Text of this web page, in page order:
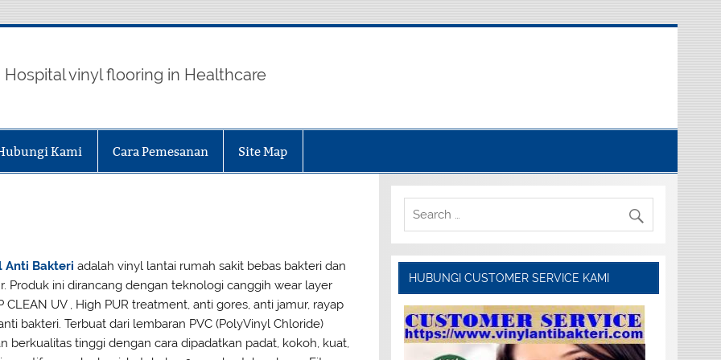
Hospital vinyl flooring in Healthcare
Kami Cara Pemesanan Site Map
Anti Bakteri adalah vinyl lantai rumah sakit bebas bakteri dan
Produk ini dirancang dengan teknologi canggih wear layer
CLEAN UV , High PUR treatment, anti gores, anti jamur, rayap
bakteri. Terbuat dari lembaran PVC (PolyVinyl Chloride)
berkualitas tinggi dengan cara dipadatkan padat, kokoh, kuat,
HUBUNGI CUSTOMER SERVICE KAMI